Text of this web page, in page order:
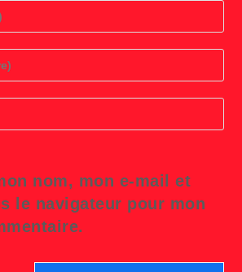
nom, mon e-mail et
le navigateur pour mon